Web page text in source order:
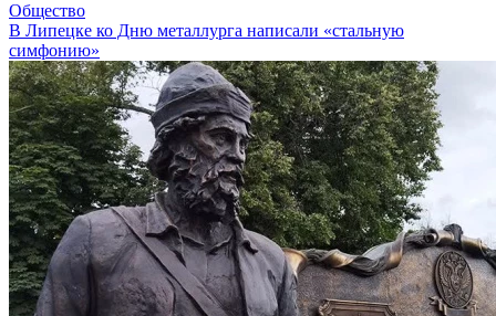
Общество
В Липецке ко Дню металлурга написали «стальную
симфонию»